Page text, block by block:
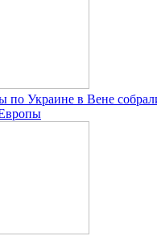
по Украине в Вене